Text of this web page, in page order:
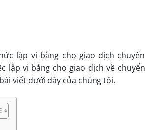
lập vi bằng cho giao dịch chuyển
lập vi bằng cho giao dịch về chuyển
viết dưới đây của chúng tôi.